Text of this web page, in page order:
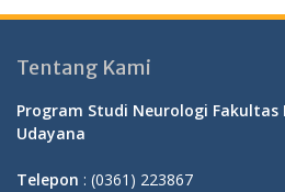
Tentang Kami
Program Studi Neurologi
Udayana
Telepon : (0361) 223867